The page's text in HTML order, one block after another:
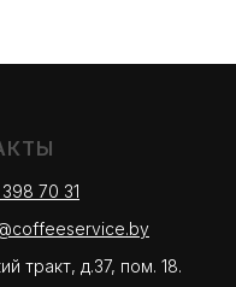
70 31
тракт, д.37, пом. 18.